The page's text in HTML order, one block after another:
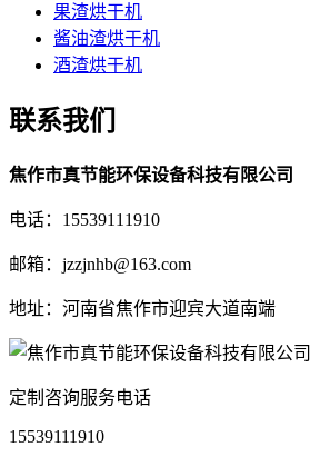
果渣烘干机
酱油渣烘干机
酒渣烘干机
联系我们
焦作市真节能环保设备科技有限公司
电话：15539111910
邮箱：jzzjnhb@163.com
地址：河南省焦作市迎宾大道南端
定制咨询服务电话
15539111910